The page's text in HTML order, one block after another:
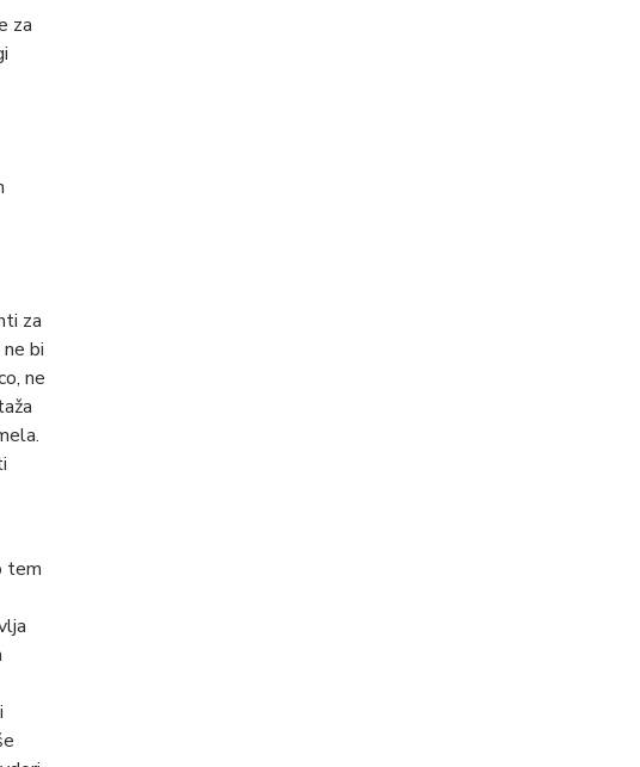
za
za
bi
ne
tem